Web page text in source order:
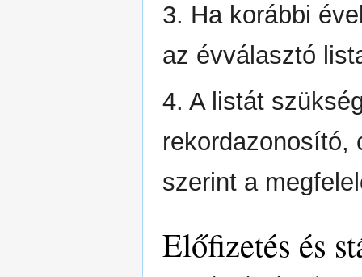
3. Ha korábbi
az évválasztó
4. A listát
rekordazonosító,
szerint a
Előfizetés és